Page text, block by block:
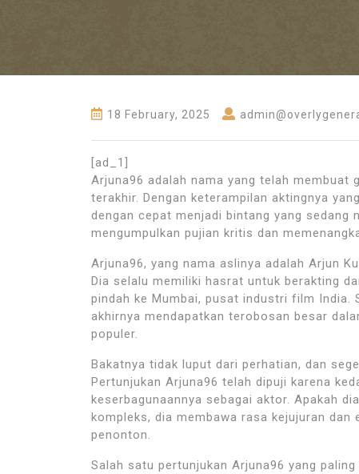
18 February, 2025
[ad_1]
Arjuna96 adalah nama yang telah
terakhir. Dengan keterampilan aktingnya
dengan cepat menjadi bintang yang sedang
mengumpulkan pujian kritis dan
Arjuna96, yang nama aslinya adalah Arjun
Dia selalu memiliki hasrat untuk berakting
pindah ke Mumbai, pusat industri film India.
akhirnya mendapatkan terobosan besar
populer.
Bakatnya tidak luput dari perhatian, dan
Pertunjukan Arjuna96 telah dipuji karena
keserbagunaannya sebagai aktor. Apakah
kompleks, dia membawa rasa kejujuran
penonton.
Salah satu pertunjukan Arjuna96 yang